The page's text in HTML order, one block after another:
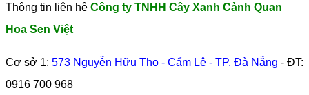
Thông tin liên hệ Công ty TNHH Cây Xanh Cảnh Quan
Hoa Sen Việt
Cơ sở 1: 573 Nguyễn Hữu Thọ - Cẩm Lệ - TP. Đà Nẵng - ĐT:
0916 700 968